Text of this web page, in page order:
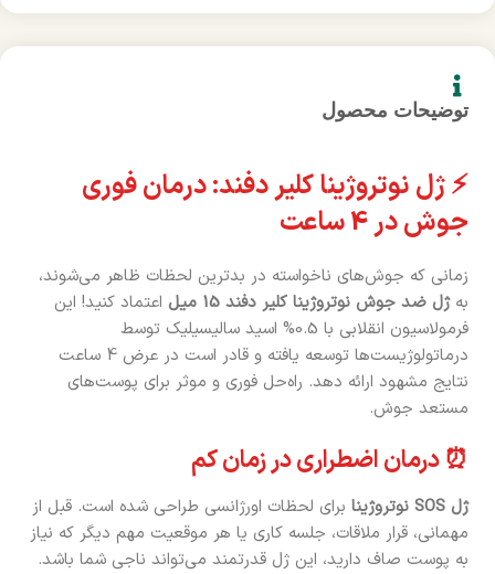
توضیحات محصول
⚡ ژل نوتروژینا کلیر دفند: درمان فوری
جوش در 4 ساعت
زمانی که جوش‌های ناخواسته در بدترین لحظات ظاهر می‌شوند،
بهژل ضد جوش نوتروژینا کلیر دفند 15 میل
اعتماد کنید! این
فرمولاسیون انقلابی با 0.5% اسید سالیسیلیک توسط
درماتولوژیست‌ها توسعه یافته و قادر است در عرض 4 ساعت
نتایج مشهود ارائه دهد. راه‌حل فوری و موثر برای پوست‌های
مستعد جوش.
⏰ درمان اضطراری در زمان کم
ژل SOS نوتروژینا
برای لحظات اورژانسی طراحی شده است. قبل از
مهمانی، قرار ملاقات، جلسه کاری یا هر موقعیت مهم دیگر که نیاز
به پوست صاف دارید، این ژل قدرتمند می‌تواند ناجی شما باشد.